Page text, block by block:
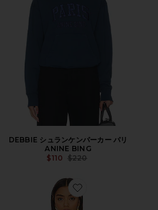
DEBBIE シュランケンパーカー パリ
ANINE BING
$110 Previous price:
$220
Favorite ANGELS ALL